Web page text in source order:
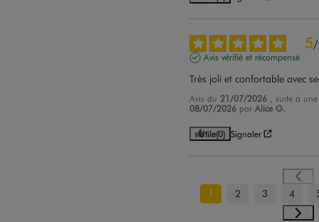
5/
Avis vérifié et récompensé
Très joli et confortable avec
Avis du 21/07/2026
, suite à
08/07/2026 parAlice G.
Utile(0) Signaler
1 2 3 4